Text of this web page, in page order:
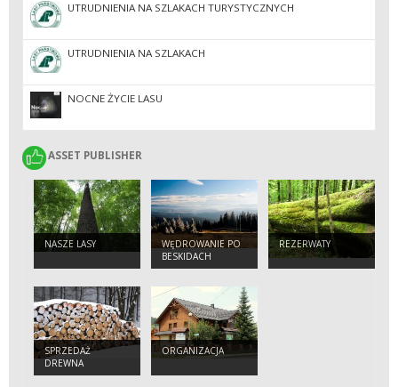
UTRUDNIENIA NA SZLAKACH TURYSTYCZNYCH
UTRUDNIENIA NA SZLAKACH
NOCNE ŻYCIE LASU
ASSET PUBLISHER
ASSET PUBLISHER
NASZE LASY
WĘDROWANIE PO
BESKIDACH
REZERWATY
SPRZEDAŻ
DREWNA
ORGANIZACJA